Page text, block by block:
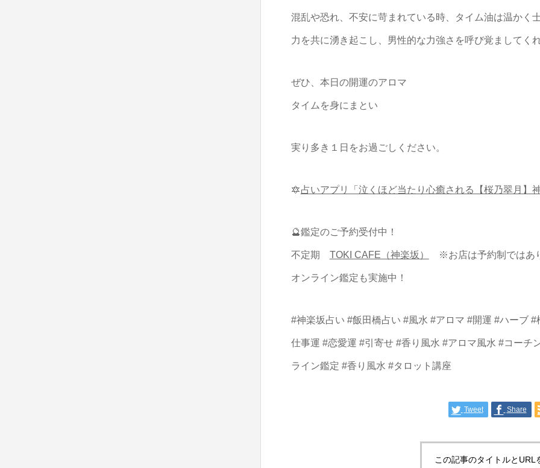
混乱や恐れ、不安に苛まれている時、タイム油は温かく
力を共に湧き起こし、男性的な力強さを呼び覚ましてく
ぜひ、本日の開運のアロマ
タイムを身にまとい
実り多き１日をお過ごしください。
🔯占いアプリ「泣くほど当たり心癒される【桜乃翠月】
🔮鑑定のご予約受付中！
不定期 TOKI CAFE（神楽坂） ※お店は予約制ではあ
オンライン鑑定も実施中！
#神楽坂占い #飯田橋占い #風水 #アロマ #開運 #ハーブ#
仕事運 #恋愛運 #引寄せ #香り風水 #アロマ風水 #コーチ
ライン鑑定 #香り風水 #タロット講座
Tweet Share
この記事のタイトルとURL